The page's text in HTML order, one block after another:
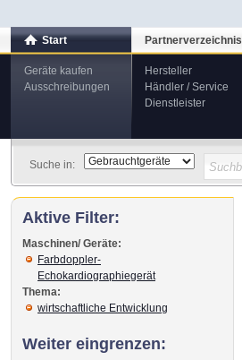
Start
Geräte kaufen
Ausschreibungen
Partnerverzeichnis
Hersteller
Händler / Service
Dienstleister
Suche in:
Aktive Filter:
Maschinen/ Geräte:
Farbdoppler-
Echokardiographiegerät
Thema:
wirtschaftliche Entwicklung
Weiter eingrenzen: